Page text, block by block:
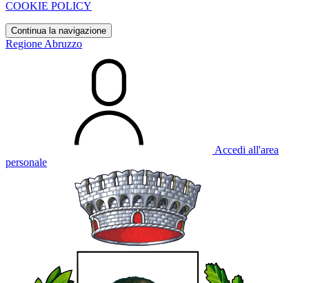
COOKIE POLICY
Continua la navigazione
Regione Abruzzo
Accedi all'area
personale